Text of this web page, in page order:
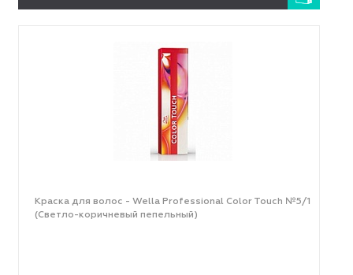
Краска для волос - Wella Professional Color Touch №5/1
(Светло-коричневый пепельный)